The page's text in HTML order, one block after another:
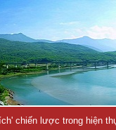
chiến lược trong hiện